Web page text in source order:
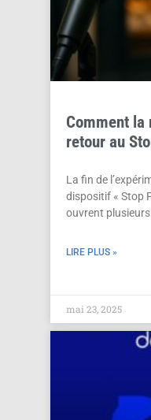
Comment
retour au
La fin de
dispositif « Stop
ouvrent plusieurs
LIRE PLUS »
mai 23, 2025